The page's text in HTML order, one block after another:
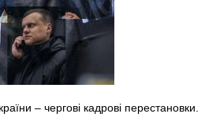
– чергові кадрові перестановки.